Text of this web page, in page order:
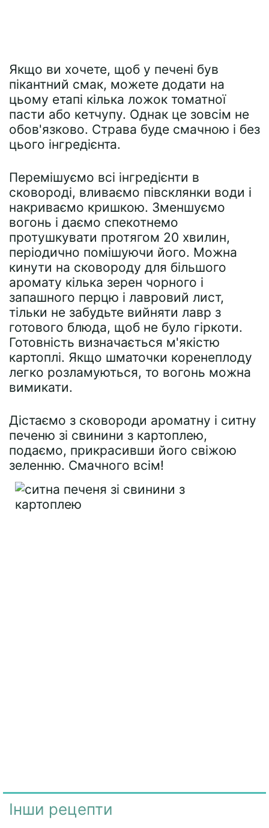
Якщо ви хочете, щоб у печені був
пікантний смак, можете додати на
цьому етапі кілька ложок томатної
пасти або кетчупу. Однак це зовсім не
обов'язково. Страва буде смачною і без
цього інгредієнта.
Перемішуємо всі інгредієнти в
сковороді, вливаємо півсклянки води і
накриваємо кришкою. Зменшуємо
вогонь і даємо спекотнемо
протушкувати протягом 20 хвилин,
періодично помішуючи його. Можна
кинути на сковороду для більшого
аромату кілька зерен чорного і
запашного перцю і лавровий лист,
тільки не забудьте вийняти лавр з
готового блюда, щоб не було гіркоти.
Готовність визначається м'якістю
картоплі. Якщо шматочки коренеплоду
легко розламуються, то вогонь можна
вимикати.
Дістаємо з сковороди ароматну і ситну
печеню зі свинини з картоплею,
подаємо, прикрасивши його свіжою
зеленню. Смачного всім!
Інши рецепти